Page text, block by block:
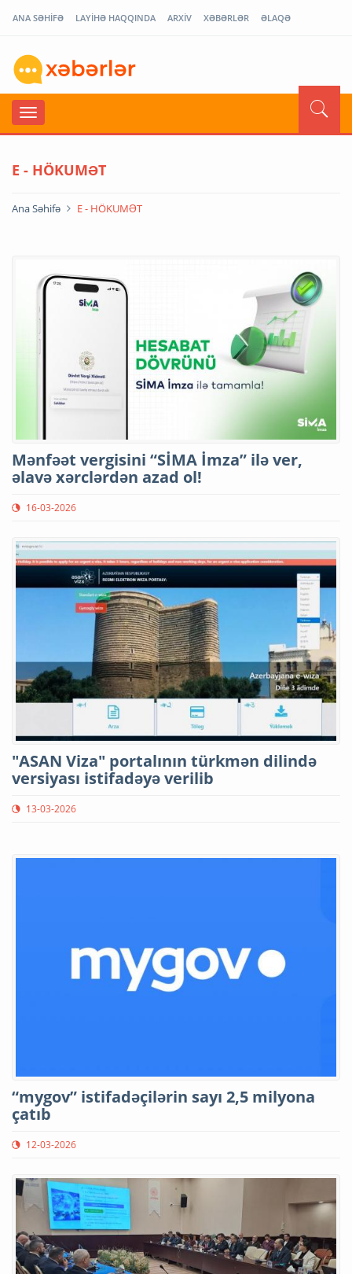
ANA SƏHİFƏ LAYİHƏ HAQQINDA ARXİV XƏBƏRLƏR ƏLAQƏ
E - HÖKUMƏT
Ana Səhifə E - HÖKUMƏT
Mənfəət vergisini “SİMA İmza” ilə ver,
əlavə xərclərdən azad ol!
16-03-2026
"ASAN Viza" portalının türkmən dilində
versiyası istifadəyə verilib
13-03-2026
“mygov” istifadəçilərin sayı 2,5 milyona
çatıb
12-03-2026